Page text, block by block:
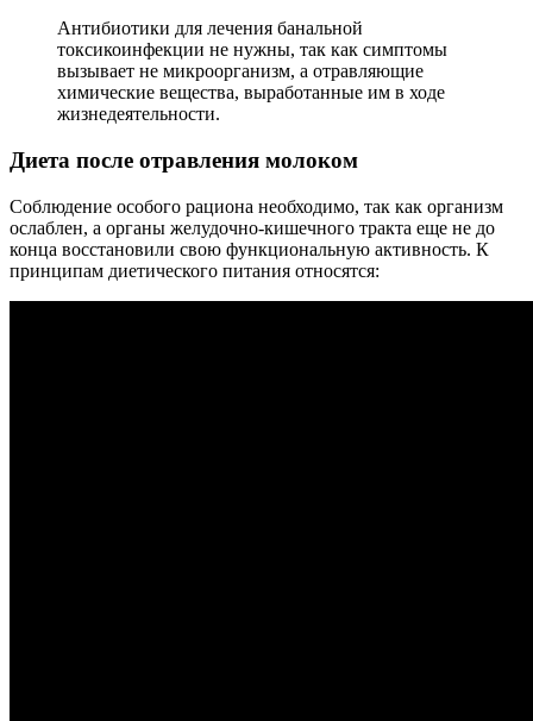
Антибиотики для лечения банальной
токсикоинфекции не нужны, так как симптомы
вызывает не микроорганизм, а отравляющие
химические вещества, выработанные им в ходе
жизнедеятельности.
Диета после отравления молоком
Соблюдение особого рациона необходимо, так как организм
ослаблен, а органы желудочно-кишечного тракта еще не до
конца восстановили свою функциональную активность. К
принципам диетического питания относятся: